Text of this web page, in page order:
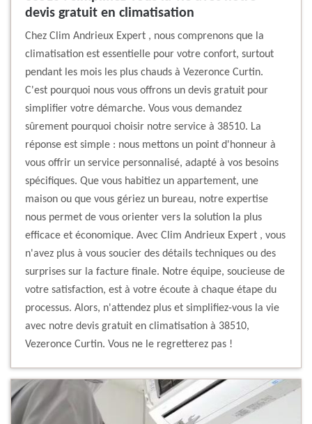
devis gratuit en climatisation
Chez Clim Andrieux Expert , nous comprenons que la
climatisation est essentielle pour votre confort, surtout
pendant les mois les plus chauds à Vezeronce Curtin.
C'est pourquoi nous vous offrons un devis gratuit pour
simplifier votre démarche. Vous vous demandez
sûrement pourquoi choisir notre service à 38510. La
réponse est simple : nous mettons un point d'honneur à
vous offrir un service personnalisé, adapté à vos besoins
spécifiques. Que vous habitiez un appartement, une
maison ou que vous gériez un bureau, notre expertise
nous permet de vous orienter vers la solution la plus
efficace et économique. Avec Clim Andrieux Expert , vous
n'avez plus à vous soucier des détails techniques ou des
surprises sur la facture finale. Notre équipe, soucieuse de
votre satisfaction, est à votre écoute à chaque étape du
processus. Alors, n'attendez plus et simplifiez-vous la vie
avec notre devis gratuit en climatisation à 38510,
Vezeronce Curtin. Vous ne le regretterez pas !